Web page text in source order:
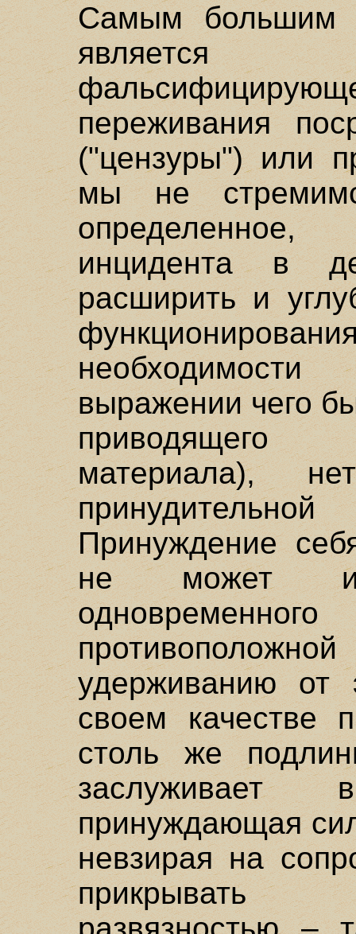
Самым большим
является
переживания
("цензуры") или
мы не
инцидента в
расширить и
выражении чего
приводящего
материала),
Принуждение
не может
удерживанию от
своем качестве
столь же
принуждающая
невзирая на
прикрывать